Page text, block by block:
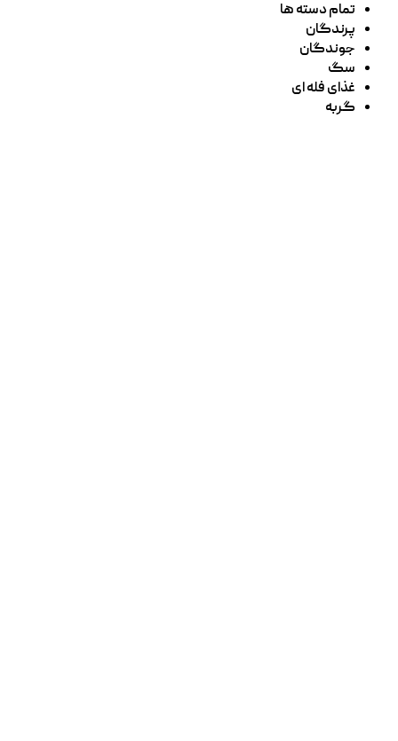
تمام دسته ها
پرندگان
جوندگان
سگ
غذای فله ای
گربه